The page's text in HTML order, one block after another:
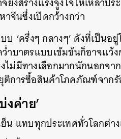
าจีนซึ่งเปิดกว้างกว่า
‘ครึ่งๆ กลางๆ’ ดังที่เป็น
ำบาตรแบบเข้มข้นก็อาจแว้
ไม่มีทางเลือกมากนักนอกจ
การซื้อสินค้าโภคภัณฑ์จากรั
ค่าย’
แทบทุกประเทศทั่วโลกต่า